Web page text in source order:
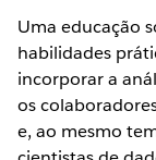
Uma educação
habilidades
incorporar a
os
e, ao mesmo